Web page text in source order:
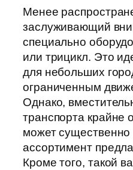
Менее
заслуживающий
специально
или трицикл. Это
для небольших
ограниченным
Однако,
транспорта крайне
может существенно
ассортимент
Кроме того, такой